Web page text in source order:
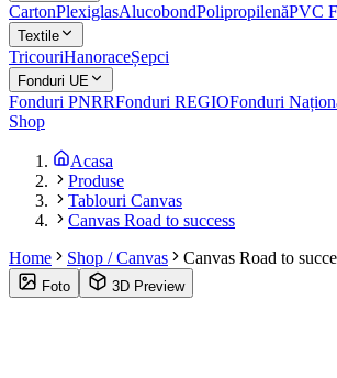
CartonPlexiglasAlucobondPolipropilenăPVC
Textile
TricouriHanoraceȘepci
Fonduri UE
Fonduri PNRRFonduri REGIOFonduri
Shop
Acasa
Produse
Tablouri Canvas
Canvas Road to success
Home
Shop / Canvas Canvas Road to
Foto 3D Preview